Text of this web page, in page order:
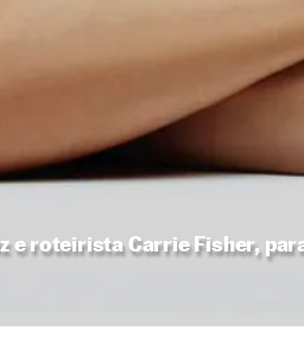
roteirista Carrie Fisher, para